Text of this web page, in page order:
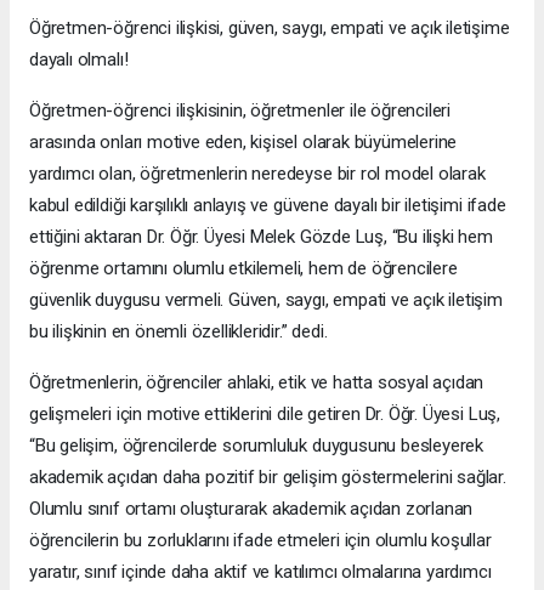
Öğretmen-öğrenci ilişkisi, güven, saygı, empati ve açık iletişime
dayalı olmalı!
Öğretmen-öğrenci ilişkisinin, öğretmenler ile öğrencileri
arasında onları motive eden, kişisel olarak büyümelerine
yardımcı olan, öğretmenlerin neredeyse bir rol model olarak
kabul edildiği karşılıklı anlayış ve güvene dayalı bir iletişimi ifade
ettiğini aktaran Dr. Öğr. Üyesi Melek Gözde Luş, “Bu ilişki hem
öğrenme ortamını olumlu etkilemeli, hem de öğrencilere
güvenlik duygusu vermeli. Güven, saygı, empati ve açık iletişim
bu ilişkinin en önemli özellikleridir.” dedi.
Öğretmenlerin, öğrenciler ahlaki, etik ve hatta sosyal açıdan
gelişmeleri için motive ettiklerini dile getiren Dr. Öğr. Üyesi Luş,
“Bu gelişim, öğrencilerde sorumluluk duygusunu besleyerek
akademik açıdan daha pozitif bir gelişim göstermelerini sağlar.
Olumlu sınıf ortamı oluşturarak akademik açıdan zorlanan
öğrencilerin bu zorluklarını ifade etmeleri için olumlu koşullar
yaratır, sınıf içinde daha aktif ve katılımcı olmalarına yardımcı